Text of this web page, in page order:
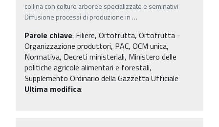
collina con colture arboree specializzate e seminativi
Diffusione processi di produzione in …
Parole chiave: Filiere, Ortofrutta, Ortofrutta -
Organizzazione produttori, PAC, OCM unica,
Normativa, Decreti ministeriali, Ministero delle
politiche agricole alimentari e forestali,
Supplemento Ordinario della Gazzetta Ufficiale
Ultima modifica: